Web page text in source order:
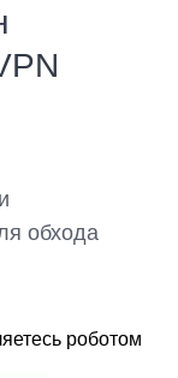
обхода
роботом